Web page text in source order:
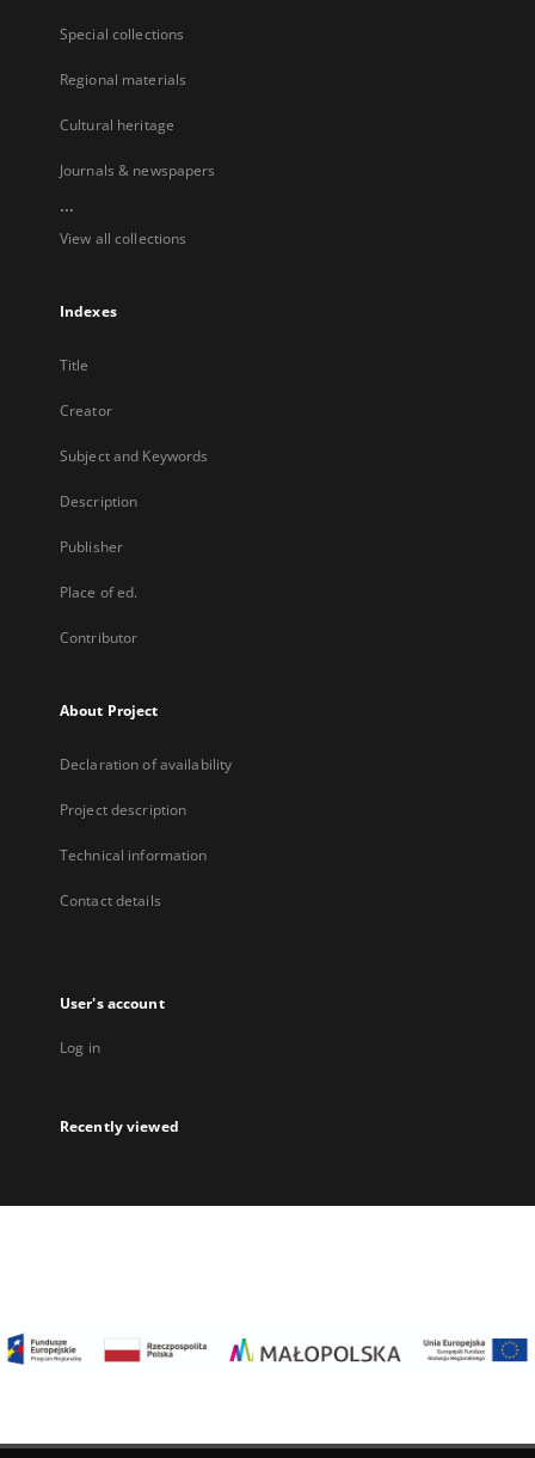
Special collections
Regional materials
Cultural heritage
Journals & newspapers
...
View all collections
Indexes
Title
Creator
Subject and Keywords
Description
Publisher
Place of ed.
Contributor
About Project
Declaration of availability
Project description
Technical information
Contact details
User's account
Log in
Recently viewed